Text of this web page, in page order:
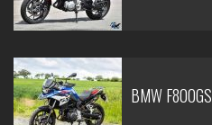
BMW F800GS